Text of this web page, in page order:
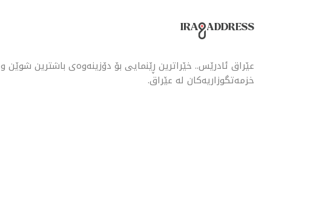
عێراق ئادرێس.. خێراترین ڕێنمایی بۆ دۆزینەوەی باشترین شوێن و
خزمەتگوزاریەکان لە عێراق.